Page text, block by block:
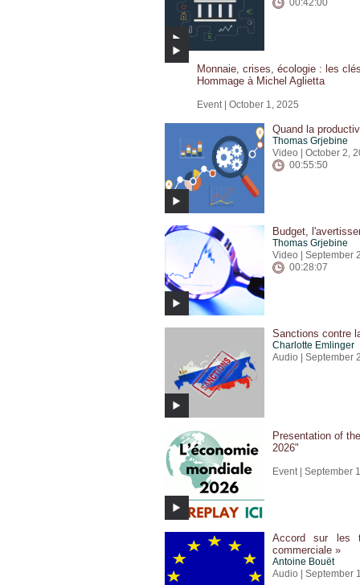
00:42:00
Monnaie, crises, écologie : les
Hommage à Michel Aglietta
Event | October 1, 2025
Quand la
Thomas Grjebine
Video | October 2,
00:55:50
Budget,
Thomas Grjebine
Video | September
00:28:07
Sanctions contre
Charlotte Emlinger
Audio | September
Presentation of
2026"
Event | September
Accord sur les
commerciale »
Antoine Bouët
Audio | September